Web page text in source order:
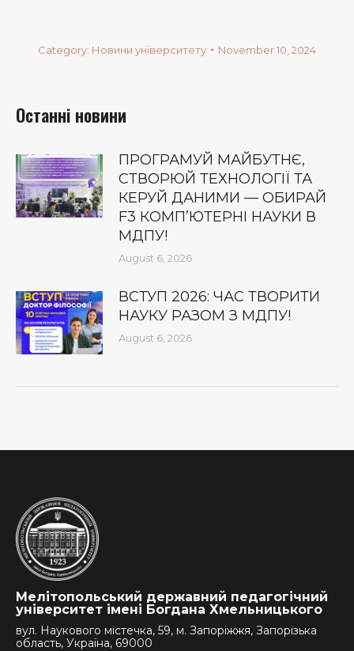
Category: Новини університету November 10, 2024
Останні новини
ПРОГРАМУЙ МАЙБУТНЄ,
СТВОРЮЙ ТЕХНОЛОГІЇ ТА
КЕРУЙ ДАНИМИ — ОБИРАЙ
F3 КОМП’ЮТЕРНІ НАУКИ В
МДПУ!
August 6, 2026
ВСТУП 2026: ЧАС ТВОРИТИ
НАУКУ РАЗОМ З МДПУ!
August 6, 2026
Мелітопольський державний педагогічний
університет імені Богдана Хмельницького
вул. Наукового містечка, 59, м. Запоріжжя, Запорізька
область, Україна, 69000